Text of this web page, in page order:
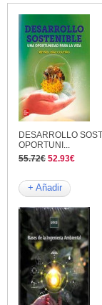
DESARROLLO
OPORTUNI...
55.72€ 52.93€
+ Añadir